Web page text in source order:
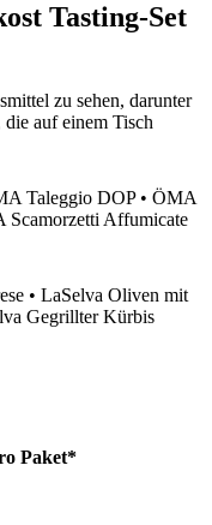
Tasting-Set
Taleggio DOP • ÖMA
Scamorzetti Affumicate
• LaSelva Oliven mit
Gegrillter Kürbis
Paket*